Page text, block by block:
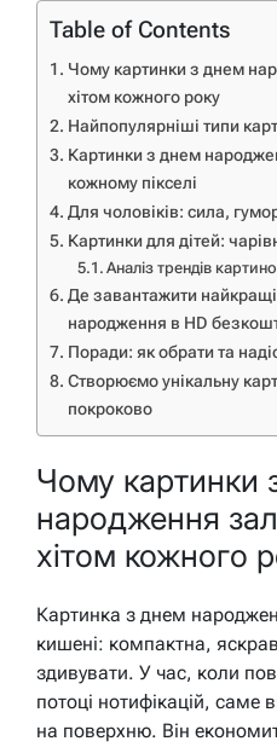
Table of Contents
Чому картинки з днем
хітом кожного року
Найпопулярніші типи
Картинки з днем
кожному пікселі
Для чоловіків: сила,
Картинки для дітей:
Аналіз трендів
Де завантажити
народження в HD
Поради: як обрати та
Створюємо унікальну
покроково
Чому картинки
народження
хітом кожного
Картинка з днем
кишені: компактна,
здивувати. У час, коли
потоці нотифікацій, саме
на поверхню. Він